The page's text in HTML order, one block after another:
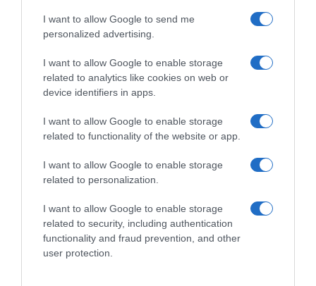
I want to allow Google to send me
personalized advertising.
I want to allow Google to enable storage
related to analytics like cookies on web or
device identifiers in apps.
I want to allow Google to enable storage
related to functionality of the website or app.
I want to allow Google to enable storage
related to personalization.
I want to allow Google to enable storage
related to security, including authentication
functionality and fraud prevention, and other
user protection.
ΕΞΑΙΡΕΣΗ – ΒΙΣΣΗ ΑΝΝΑ